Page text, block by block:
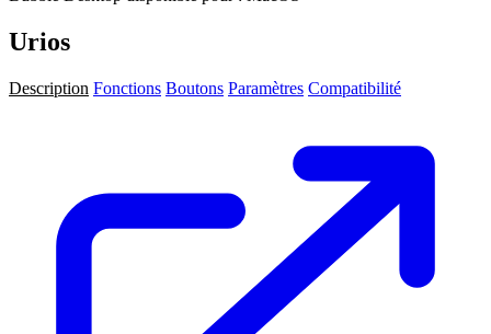
Urios
Description Fonctions Boutons Paramètres Compatibilité